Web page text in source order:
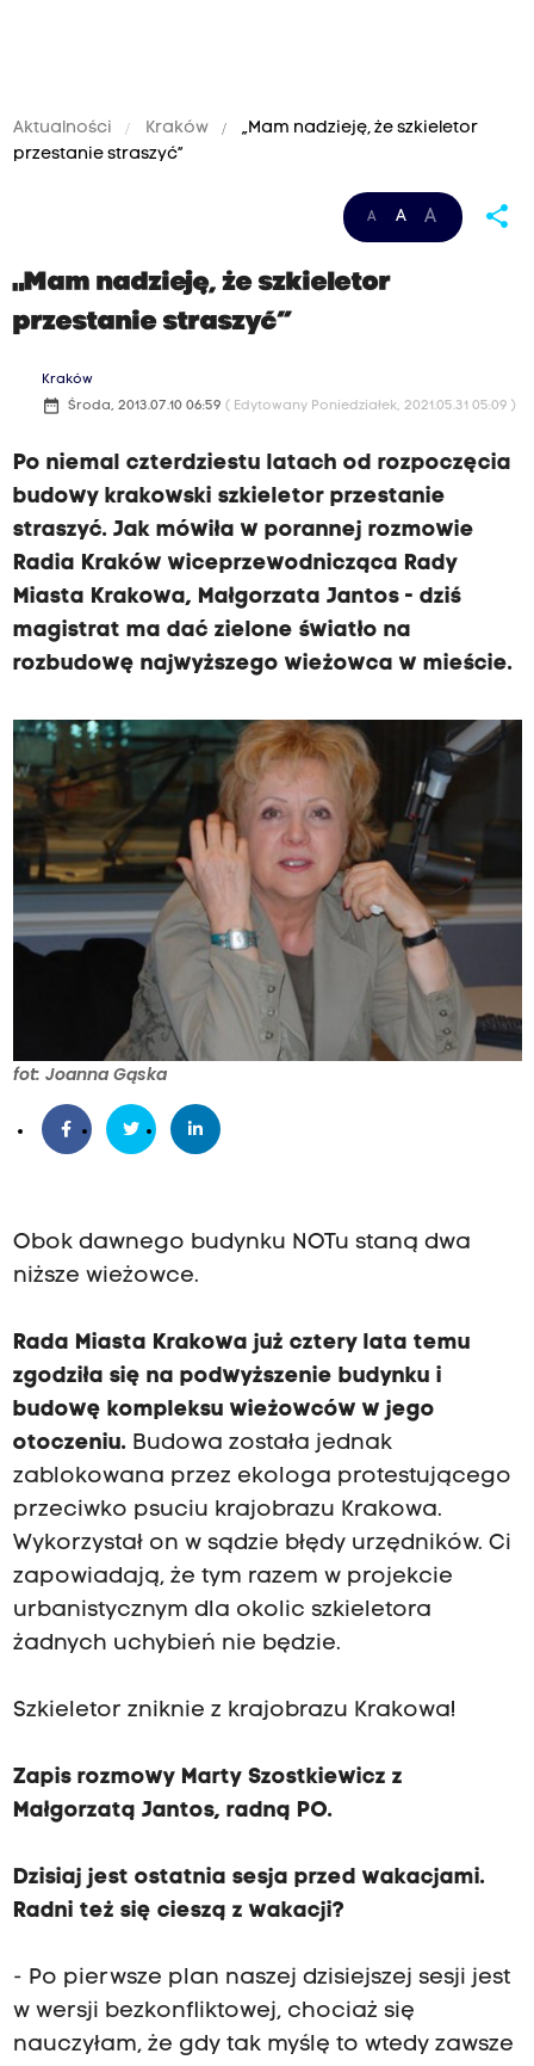
Aktualności Kraków
„Mam nadzieję, że szkieletor
przestanie straszyć”
A A A share
„Mam nadzieję, że szkieletor
przestanie straszyć”
Kraków
date_range Środa, 2013.07.10 06:59 ( Edytowany Poniedziałek, 2021.05.31 05:09 )
Po niemal czterdziestu latach od rozpoczęcia
budowy krakowski szkieletor przestanie
straszyć. Jak mówiła w porannej rozmowie
Radia Kraków wiceprzewodnicząca Rady
Miasta Krakowa, Małgorzata Jantos - dziś
magistrat ma dać zielone światło na
rozbudowę najwyższego wieżowca w mieście.
fot: Joanna Gąska
Obok dawnego budynku NOTu staną dwa
niższe wieżowce.
Rada Miasta Krakowa już cztery lata temu
zgodziła się na podwyższenie budynku i
budowę kompleksu wieżowców w jego
otoczeniu.Budowa została jednak
zablokowana przez ekologa protestującego
przeciwko psuciu krajobrazu Krakowa.
Wykorzystał on w sądzie błędy urzędników. Ci
zapowiadają, że tym razem w projekcie
urbanistycznym dla okolic szkieletora
żadnych uchybień nie będzie.
Szkieletor zniknie z krajobrazu Krakowa!
Zapis rozmowy Marty Szostkiewicz z
Małgorzatą Jantos, radną PO.
Dzisiaj jest ostatnia sesja przed wakacjami.
Radni też się cieszą z wakacji?
- Po pierwsze plan naszej dzisiejszej sesji jest
w wersji bezkonfliktowej, chociaż się
nauczyłam, że gdy tak myślę to wtedy zawsze